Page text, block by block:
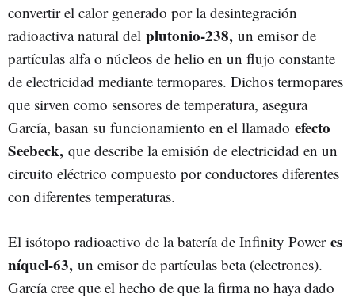
convertir el calor generado por la desintegración
radioactiva natural del plutonio-238, un emisor de
partículas alfa o núcleos de helio en un flujo constante
de electricidad mediante termopares. Dichos termopares
que sirven como sensores de temperatura, asegura
García, basan su funcionamiento en el llamado efecto
Seebeck, que describe la emisión de electricidad en un
circuito eléctrico compuesto por conductores diferentes
con diferentes temperaturas.
El isótopo radioactivo de la batería de Infinity Power es
níquel-63, un emisor de partículas beta (electrones).
García cree que el hecho de que la firma no haya dado